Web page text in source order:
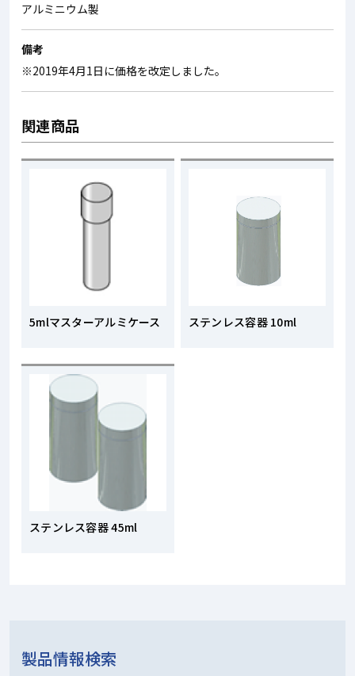
アルミニウム製
備考
※2019年4月1日に価格を改定しました。
関連商品
5mlマスターアルミケース ステンレス容器 10ml
ステンレス容器 45ml
製品情報検索